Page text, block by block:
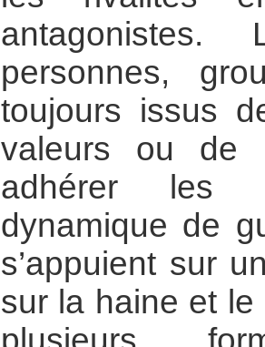
personnes,
toujours issus
valeurs ou de
adhérer les
dynamique de
s’appuient sur
sur la haine et